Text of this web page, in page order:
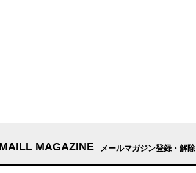
MAILL MAGAZINE メールマガジン登録・解除